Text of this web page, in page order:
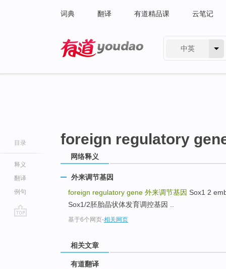
词典 翻译 有道精品课 云笔记
中英
目录
释义
翻译
例句
foreign regulatory
网络释义
外来调节基因
foreign regulatory gene 外来调节基因 Sox1 2
Sox1/2胚胎晶状体发育调控基因 ..
基于6个网页-相关网页
相关文章
有道翻译